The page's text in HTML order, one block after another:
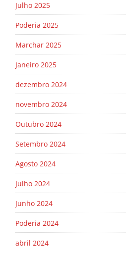
Julho 2025
Poderia 2025
Marchar 2025
Janeiro 2025
dezembro 2024
novembro 2024
Outubro 2024
Setembro 2024
Agosto 2024
Julho 2024
Junho 2024
Poderia 2024
abril 2024